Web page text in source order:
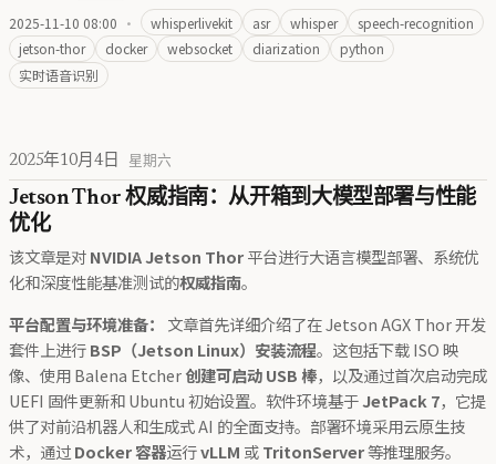
2025-11-10 08:00 · whisperlivekit asr whisper
speech-recognition
jetson-thor
docker websocket diarization
python
实时语音识别
2025年10月4日 星期六
Jetson Thor 权威指南：从开箱到大模型部署与性能
优化
该文章是对NVIDIA Jetson Thor平台进行大语言模型部署、系统优
化和深度性能基准测试的权威指南。
平台配置与环境准备：
文章首先详细介绍了在 Jetson AGX Thor 开发
套件上进行BSP（Jetson Linux）安装流程。这包括下载 ISO 映
像、使用 Balena Etcher创建可启动 USB 棒，以及通过首次启动完成
UEFI 固件更新和 Ubuntu 初始设置。软件环境基于JetPack 7，它提
供了对前沿机器人和生成式 AI 的全面支持。部署环境采用云原生技
术，通过Docker 容器运行vLLM 或TritonServer等推理服务。